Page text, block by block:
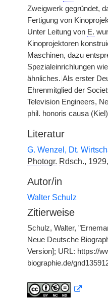
Zweigwerk gegründet,
Fertigung von
Unter Leitung von E.
Kinoprojektoren
Maschinen, dazu
Spezialeinrichlungen
ähnliches. Als erster
Ehrenmitglied der
Television Engineers,
phil. honoris causa
Literatur
G. Wenzel, Dt.
Photogr. Rdsch.,
Autor/in
Walter Schulz
Zitierweise
Schulz, Walter,
Neue Deutsche
Version]; URL: https://
biographie.de/